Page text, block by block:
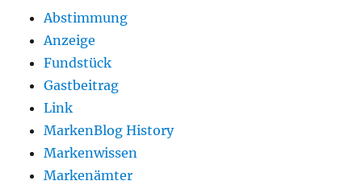
Abstimmung
Anzeige
Fundstück
Gastbeitrag
Link
MarkenBlog History
Markenwissen
Markenämter